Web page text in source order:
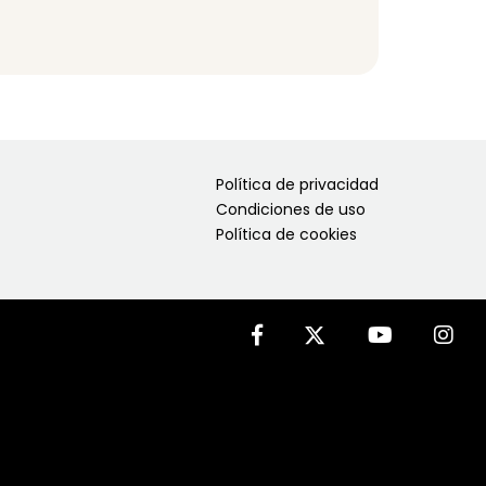
Política de privacidad
Condiciones de uso
Política de cookies